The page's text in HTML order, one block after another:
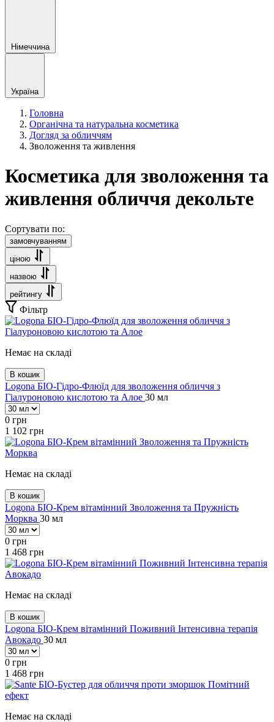
Німеччина
Україна
Головна
Органічна та натуральна косметика
Догляд за обличчям
Зволоження та живлення
Косметика для зволоження та
живлення обличчя декольте
Сортувати по:
замовчуванням
ціною
назвою
рейтингу
Фільтр
Немає на складі
В кошик
Logona БІО-Гідро-Флюїд для зволоження обличчя з
Гіалуроновою кислотою та Алое 30 мл
0 грн
1 102 грн
Немає на складі
В кошик
Logona БІО-Крем вітамінний Зволоження та Пружність
Морква 30 мл
0 грн
1 468 грн
Немає на складі
В кошик
Logona БІО-Крем вітамінний Поживний Інтенсивна терапія
Авокадо 30 мл
0 грн
1 468 грн
Немає на складі